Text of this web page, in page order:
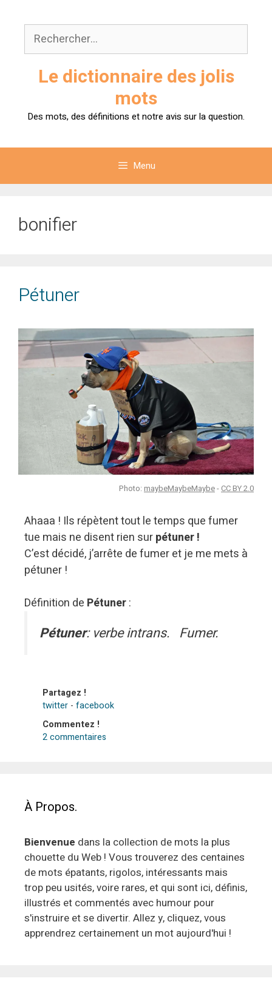
contenu
Rechercher :
Le dictionnaire des jolis
mots
Des mots, des définitions et notre avis sur la question.
Menu
bonifier
Pétuner
Photo: maybeMaybeMaybe- CC BY 2.0
Ahaaa ! Ils répètent tout le temps que fumer
tue mais ne disent rien surpétuner !
C’est décidé, j’arrête de fumer et je me mets à
pétuner !
Définition de Pétuner:
Pétuner: verbe intrans. Fumer.
Partagez !
twitter - facebook
Commentez !
2 commentaires
À Propos.
Bienvenue dans la collection de mots la plus
chouette du Web ! Vous trouverez des centaines
de mots épatants, rigolos, intéressants mais
trop peu usités, voire rares, et qui sont ici, définis,
illustrés et commentés avec humour pour
s'instruire et se divertir. Allez y, cliquez, vous
apprendrez certainement un mot aujourd'hui !